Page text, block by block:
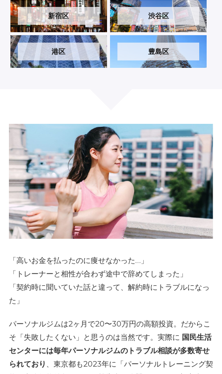
新宿区 渋谷区
港区 豊島区
「高いお金を払ったのに痩せなかった…」
「トレーナーと相性が合わず途中で辞めてしまった」
「契約時に聞いていた話と違って、解約時にトラブルになっ
た」
パーソナルジムは2ヶ月で20〜30万円の高額投資。だからこ
そ「失敗したくない」と思うのは当然です。実際に 国民生活
センターには毎年パーソナルジムのトラブル相談が多数寄せ
られており 、東京都も2023年に「パーソナルトレーニング契